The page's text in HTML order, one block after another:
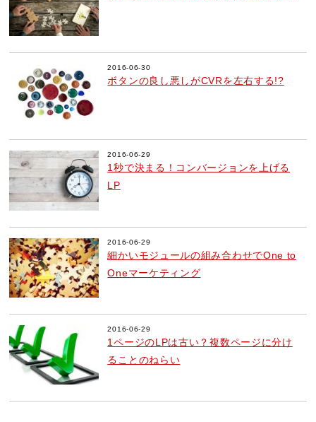
2016-06-30
ボタンの良し悪しがCVRを左右する!?
2016-06-29
1秒で決まる！コンバージョンを上げる
LP
2016-06-29
細かいモジュールの組み合わせでOne to
Oneマーケティング
2016-06-29
1ページのLPは古い？複数ページに分け
ることのねらい